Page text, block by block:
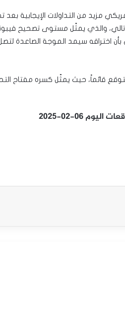
المتوقع قائماً، حيث يمثّل كسره
06-02-2025